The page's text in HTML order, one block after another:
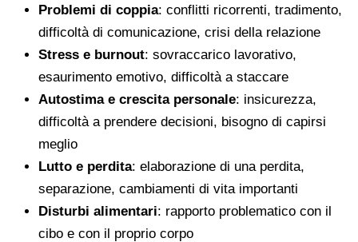
Problemi di coppia: conflitti ricorrenti, tradimento,
difficoltà di comunicazione, crisi della relazione
Stress e burnout: sovraccarico lavorativo,
esaurimento emotivo, difficoltà a staccare
Autostima e crescita personale: insicurezza,
difficoltà a prendere decisioni, bisogno di capirsi
meglio
Lutto e perdita: elaborazione di una perdita,
separazione, cambiamenti di vita importanti
Disturbi alimentari: rapporto problematico con il
cibo e con il proprio corpo